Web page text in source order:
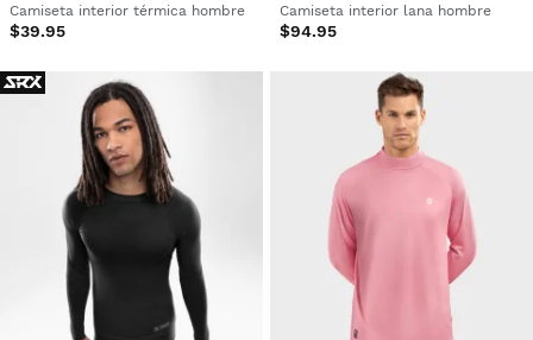
Camiseta interior térmica hombre
$39.95
Camiseta interior lana hombre
$94.95